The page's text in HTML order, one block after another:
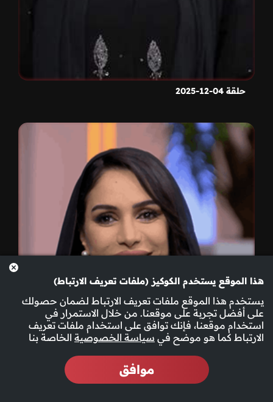
حلقة 04-12-2025
هذا الموقع يستخدم الكوكيز (ملفات تعريف الارتباط)
يستخدم هذا الموقع ملفات تعريف الارتباط لضمان حصولك
على أفضل تجربة على موقعنا. من خلال الاستمرار في
استخدام موقعنا، فإنك توافق على استخدام ملفات تعريف
الارتباط كما هو موضح في سياسة الخصوصية الخاصة بنا
موافق